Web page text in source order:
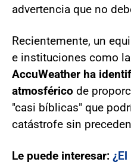
advertencia que no
Recientemente, un
e instituciones como la
AccuWeather ha
atmosférico de
"casi bíblicas" que
catástrofe sin
Le puede interesar: